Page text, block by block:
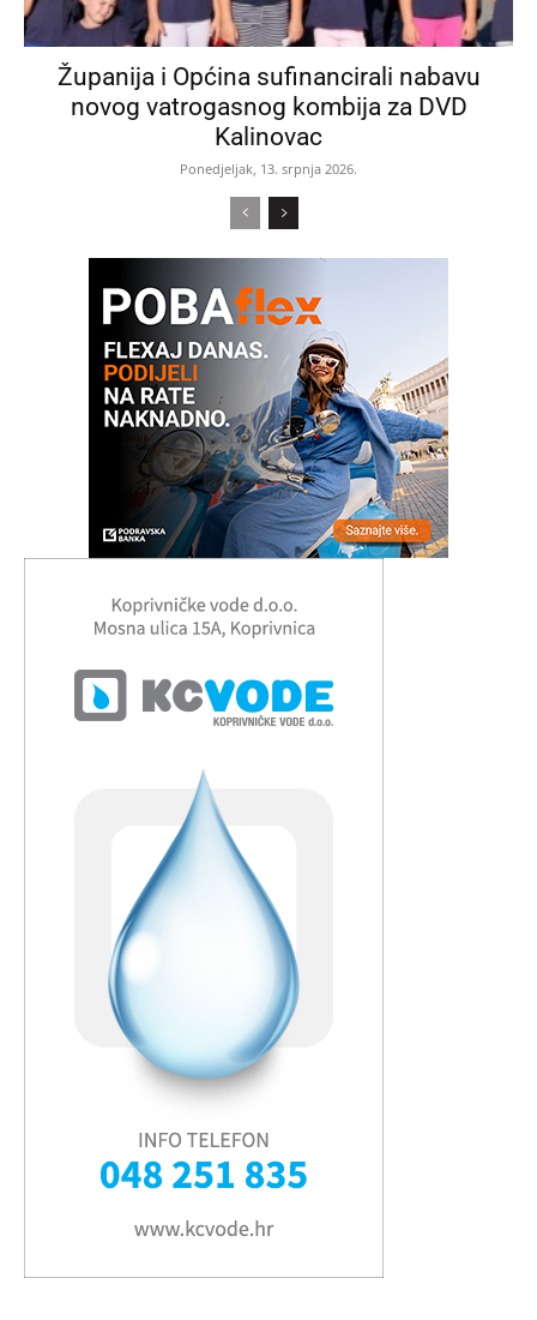
Županija i Općina sufinancirali nabavu
novog vatrogasnog kombija za DVD
Kalinovac
Ponedjeljak, 13. srpnja 2026.